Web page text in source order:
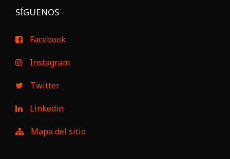
SÍGUENOS
Facebook
Instagram
Twitter
Linkedin
Mapa del sitio